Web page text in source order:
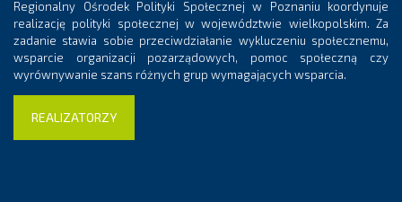
Regionalny Ośrodek Polityki Społecznej w Poznaniu koordynuje
realizację polityki społecznej w województwie wielkopolskim. Za
zadanie stawia sobie przeciwdziałanie wykluczeniu społecznemu,
wsparcie organizacji pozarządowych, pomoc społeczną czy
wyrównywanie szans różnych grup wymagających wsparcia.
REALIZATORZY